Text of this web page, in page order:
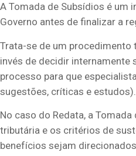
A Tomada de Subsídios é um
Governo antes de finalizar a
Trata-se de um procedimento
invés de decidir internamente
processo para que
sugestões, críticas e estudos).
No caso do Redata, a
tributária e os critérios de
benefícios sejam